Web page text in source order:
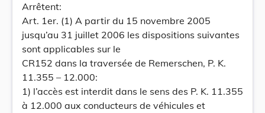
Arrêtent:
Art. 1er. (1) A partir du 15 novembre 2005
jusqu’au 31 juillet 2006 les dispositions suivantes
sont applicables sur le
CR152 dans la traversée de Remerschen, P. K.
11.355 – 12.000:
1) l’accès est interdit dans le sens des P. K. 11.355
à 12.000 aux conducteurs de véhicules et